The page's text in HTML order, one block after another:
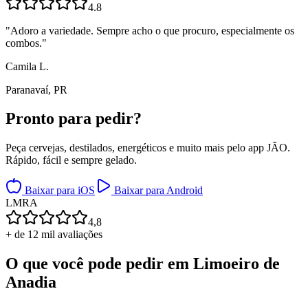
4.8
"Adoro a variedade. Sempre acho o que procuro, especialmente os
combos."
Camila L.
Paranavaí, PR
Pronto para pedir?
Peça cervejas, destilados, energéticos e muito mais pelo app JÃO.
Rápido, fácil e sempre gelado.
Baixar para iOS
Baixar para Android
LMRA
4,8
+ de 12 mil avaliações
O que você pode pedir em Limoeiro de
Anadia